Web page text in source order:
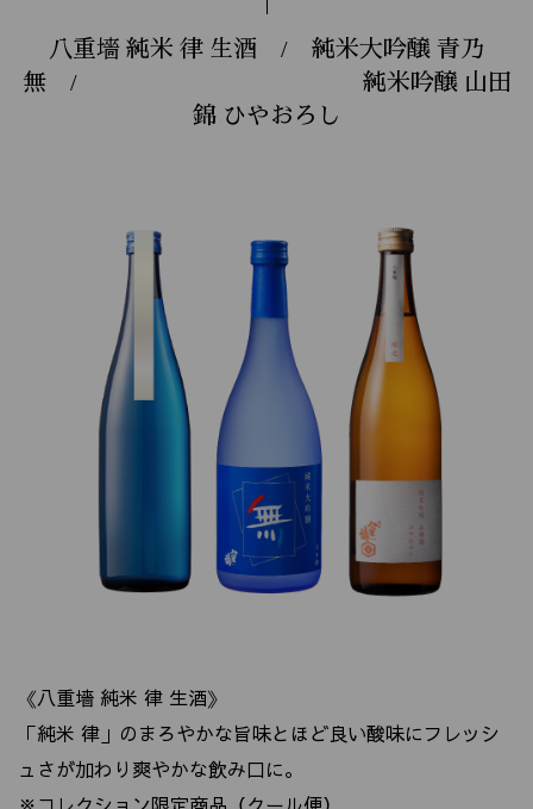
八重墻 純米 律 生酒 / 純米大吟醸 青乃
無 / 純米吟醸 山田
錦 ひやおろし
《八重墻 純米 律 生酒》
「純米 律」のまろやかな旨味とほど良い酸味にフレッシ
ュさが加わり爽やかな飲み口に。